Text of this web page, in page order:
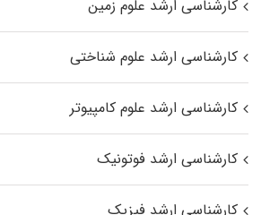
کارشناسی ارشد علوم زمین
کارشناسی ارشد علوم شناختی
کارشناسی ارشد علوم کامپیوتر
کارشناسی ارشد فوتونیک
کارشناسی ارشد فیزیک